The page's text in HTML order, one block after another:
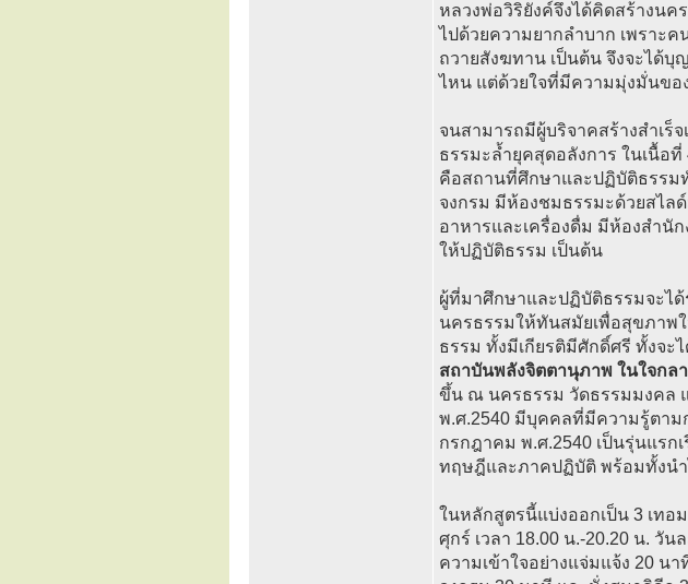
หลวงพ่อวิริยังค์จึงได้คิดสร้างนค
ไปด้วยความยากลำบาก เพราะ
ถวายสังฆทาน เป็นต้น จึงจะได้
ไหน แต่ด้วยใจที่มีความมุ่งมั่นขอ
จนสามารถมีผู้บริจาคสร้างสำเร็
ธรรมะล้ำยุคสุดอลังการ ในเนื้อ
คือสถานที่ศึกษาและปฏิบัติธรรม
จงกรม มีห้องชมธรรมะด้วยสไ
อาหารและเครื่องดื่ม มีห้องสำนัก
ให้ปฏิบัติธรรม เป็นต้น
ผู้ที่มาศึกษาและปฏิบัติธรรมจะไ
นครธรรมให้ทันสมัยเพื่อสุขภาพ
ธรรม ทั้งมีเกียรติมีศักดิ์ศรี ทั้งจะ
สถาบันพลังจิตตานุภาพ ในใจกล
ขึ้น ณ นครธรรม วัดธรรมมงคล
พ.ศ.2540 มีบุคคลที่มีความรู้ตาม
กรกฎาคม พ.ศ.2540 เป็นรุ่นแรก
ทฤษฎีและภาคปฏิบัติ พร้อมทั้งน
ในหลักสูตรนี้แบ่งออกเป็น 3 เทอ
ศุกร์ เวลา 18.00 น.-20.20 น. วั
ความเข้าใจอย่างแจ่มแจ้ง 20 น